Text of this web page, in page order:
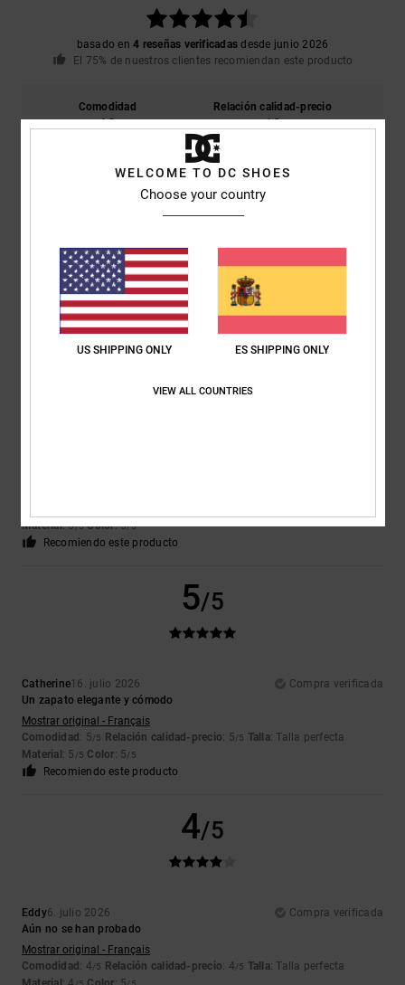
basado en4 reseñas verificadas desde junio 2026
El 75% de nuestros clientes recomiendan este producto
Comodidad
4.8
Relación calidad-precio
4.8
Talla
Material
Material: 5/5 Color: 5/5
Recomiendo este producto
5/5
Catherine16. julio 2026
Compra verificada
Un zapato elegante y cómodo
Mostrar original - Français
Comodidad : 5/5 Relación calidad-precio: 5/5 Talla: Talla perfecta
Material : 5 /5 Color: 5/5
Recomiendo este producto
4/5
Eddy6. julio 2026
Compra verificada
Aún no se han probado
Mostrar original - Français
Comodidad : 4/5 Relación calidad-precio: 4/5 Talla: Talla perfecta
WELCOME TO DC SHOES
Choose your country
US SHIPPING ONLY ES SHIPPING ONLY
VIEW ALL COUNTRIES